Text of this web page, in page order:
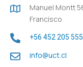
Manuel Montt
Francisco
+56 452 205 555
info@uct.cl